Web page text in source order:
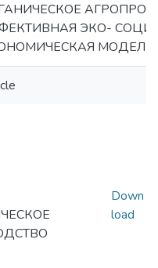
ЭКО-
МОДЕЛЬ
Down
load